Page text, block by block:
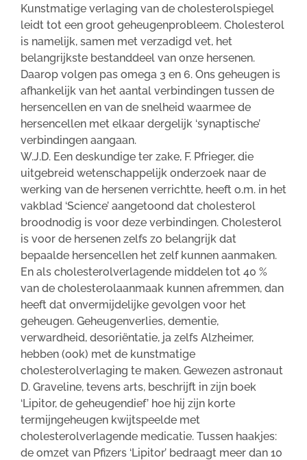
Kunstmatige verlaging van de cholesterolspiegel
leidt tot een groot geheugenprobleem. Cholesterol
is namelijk, samen met verzadigd vet, het
belangrijkste bestanddeel van onze hersenen.
Daarop volgen pas omega 3 en 6. Ons geheugen is
afhankelijk van het aantal verbindingen tussen de
hersencellen en van de snelheid waarmee de
hersencellen met elkaar dergelijk ‘synaptische’
verbindingen aangaan.
W.J.D. Een deskundige ter zake, F. Pfrieger, die
uitgebreid wetenschappelijk onderzoek naar de
werking van de hersenen verrichtte, heeft o.m. in het
vakblad ‘Science’ aangetoond dat cholesterol
broodnodig is voor deze verbindingen. Cholesterol
is voor de hersenen zelfs zo belangrijk dat
bepaalde hersencellen het zelf kunnen aanmaken.
En als cholesterolverlagende middelen tot 40 %
van de cholesterolaanmaak kunnen afremmen, dan
heeft dat onvermijdelijke gevolgen voor het
geheugen. Geheugenverlies, dementie,
verwardheid, desoriëntatie, ja zelfs Alzheimer,
hebben (ook) met de kunstmatige
cholesterolverlaging te maken. Gewezen astronaut
D. Graveline, tevens arts, beschrijft in zijn boek
‘Lipitor, de geheugendief’ hoe hij zijn korte
termijngeheugen kwijtspeelde met
cholesterolverlagende medicatie. Tussen haakjes:
de omzet van Pfizers ‘Lipitor’ bedraagt meer dan 10